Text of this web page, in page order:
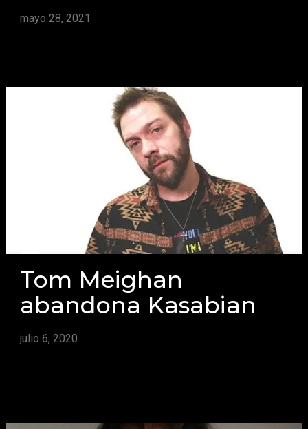
mayo 28, 2021
Tom Meighan
abandona Kasabian
julio 6, 2020